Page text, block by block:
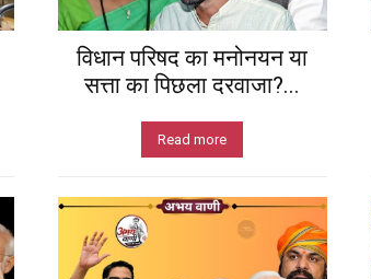
विधान परिषद का मनोनयन या
सत्ता का पिछला दरवाजा?...
Read more